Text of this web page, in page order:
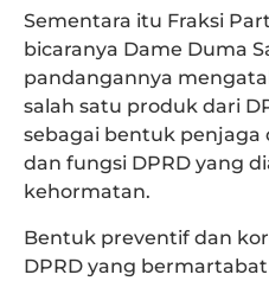
Sementara itu Fraksi
bicaranya Dame Duma
pandangannya
salah satu produk dari
sebagai bentuk
dan fungsi DPRD yang
kehormatan.
Bentuk preventif dan
DPRD yang